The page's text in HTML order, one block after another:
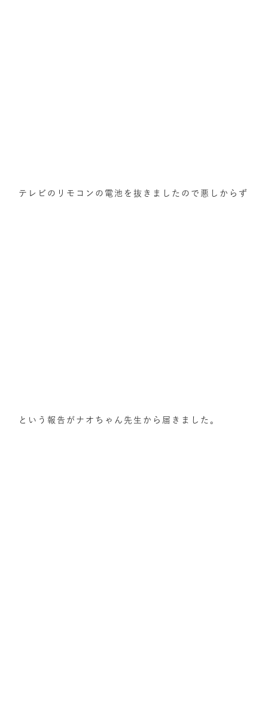
テレビのリモコンの電池を抜きましたので悪しからず
という報告がナオちゃん先生から届きました。